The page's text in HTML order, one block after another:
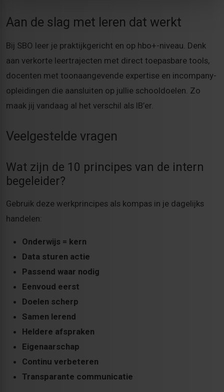
Aan de slag met leren dat werkt
Bij SBO leer je praktijkgericht en op hbo+-niveau. Denk
aan verkorte leertrajecten met direct toepasbare tools,
docenten met toonaangevende expertise en incompany-
opleidingen die aansluiten op jullie schooldoelen. Zo
maak jij vandaag al het verschil als IB’er.
Veelgestelde vragen
Wat zijn de 10 principes van de intern
begeleider?
Gebruik deze werkprincipes als kompas in je dagelijks
handelen:
Onderwijs = kern
Data sturen actie
Passend waar nodig
Eenvoud eerst
Doelen scherp
Samen lerend
Heldere afspraken
Eigenaarschap
Continu verbeteren
Transparante communicatie